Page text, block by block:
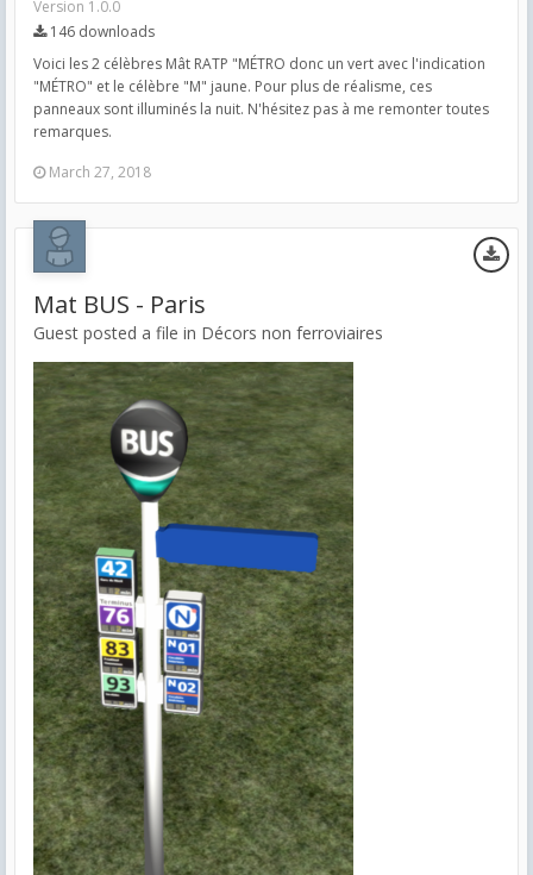
Version 1.0.0
146 downloads
Voici les 2 célèbres Mât RATP "MÉTRO donc un vert avec l'indication
"MÉTRO" et le célèbre "M" jaune. Pour plus de réalisme, ces
panneaux sont illuminés la nuit. N'hésitez pas à me remonter toutes
remarques.
March 27, 2018
Mat BUS - Paris
Guest posted a file in Décors non ferroviaires